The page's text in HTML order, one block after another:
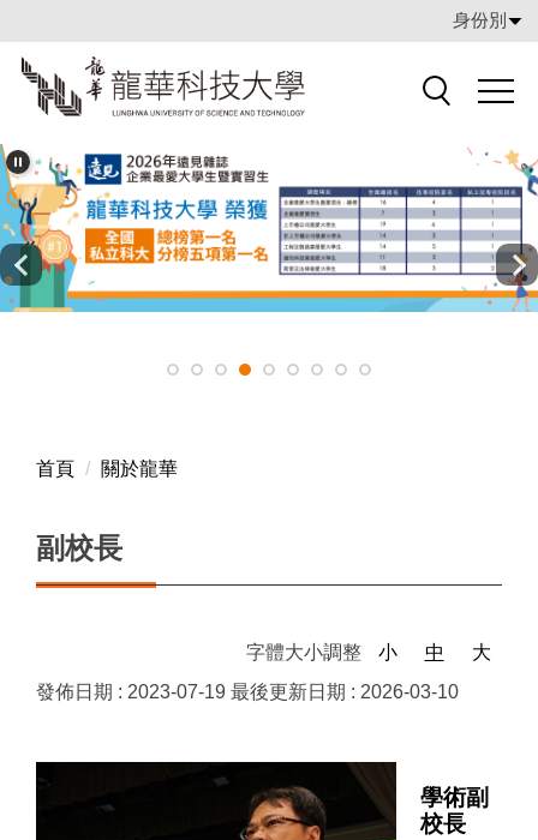
到
主
容
區
身份別
首頁 關於龍華
副校長
字體大小調整 小 中
大
發佈日期 : 2023-07-19 最後更新日期 : 2026-03-10
學術副
校長